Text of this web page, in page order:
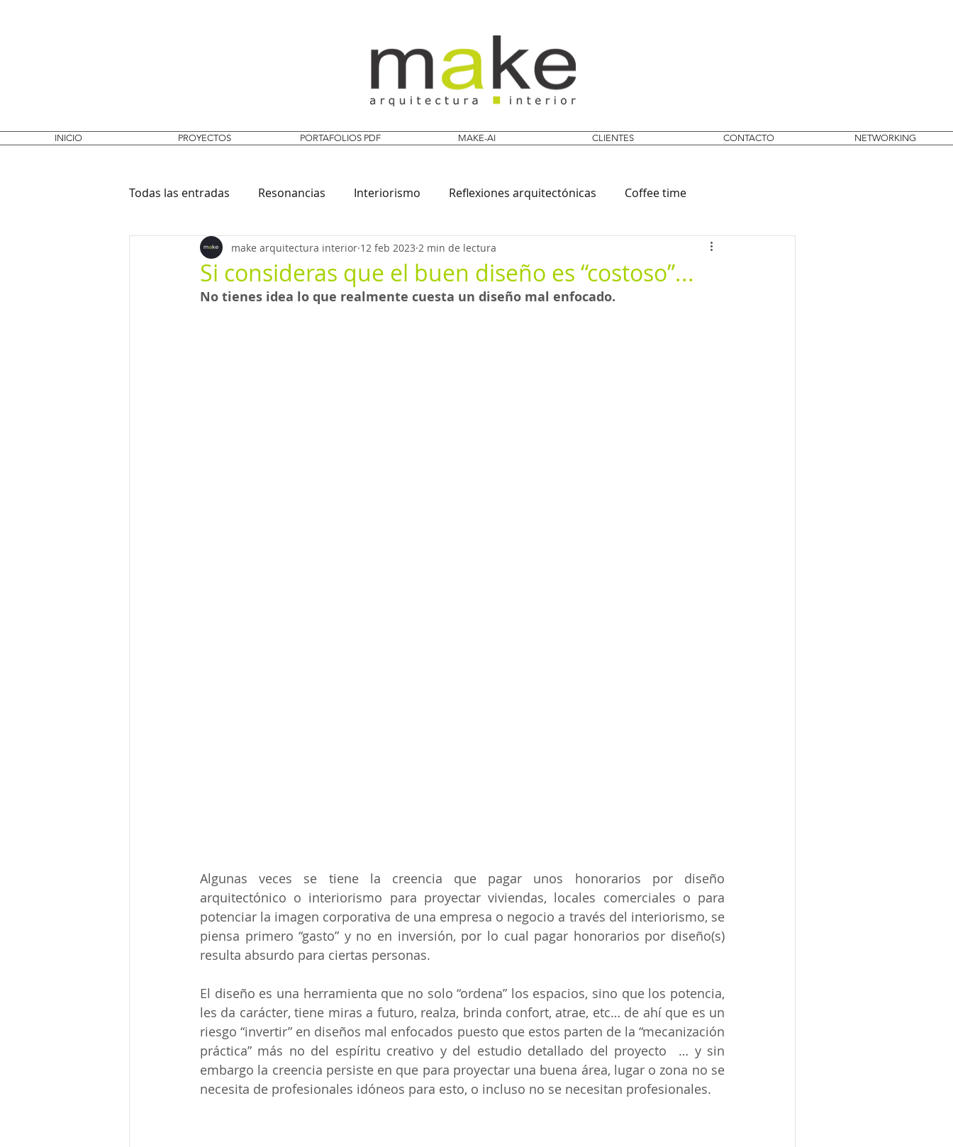
INICIO PROYECTOS PORTAFOLIOS PDF MAKE-AI CLIENTES CONTACTO NETWORKING
Todas las entradas Resonancias Interiorismo Reflexiones arquitectónicas Coffee time
Diversos proyectos
Si consideras que el buen diseño es “costoso”...
make arquitectura interior 12 feb 2023 2 min de lectura
No tienes idea lo que realmente cuesta un diseño mal enfocado.
Algunas veces se tiene la creencia que pagar unos honorarios por diseño
arquitectónico o interiorismo para proyectar viviendas, locales comerciales o para
potenciar la imagen corporativa de una empresa o negocio a través del interiorismo, se
piensa primero “gasto” y no en inversión, por lo cual pagar honorarios por diseño(s)
resulta absurdo para ciertas personas.
El diseño es una herramienta que no solo “ordena” los espacios, sino que los potencia,
les da carácter, tiene miras a futuro, realza, brinda confort, atrae, etc… de ahí que es un
riesgo “invertir” en diseños mal enfocados puesto que estos parten de la “mecanización
práctica” más no del espíritu creativo y del estudio detallado del proyecto  … y sin
embargo la creencia persiste en que para proyectar una buena área, lugar o zona no se
necesita de profesionales idóneos para esto, o incluso no se necesitan profesionales.